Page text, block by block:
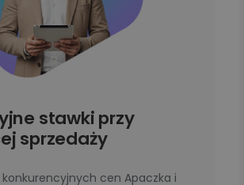
stawki przy
sprzedaży
konkurencyjnych cen Apaczka i